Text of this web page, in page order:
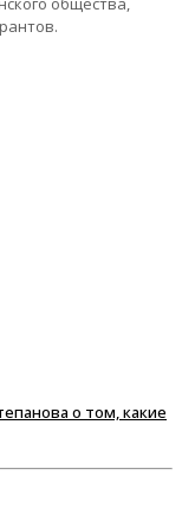
о том, какие